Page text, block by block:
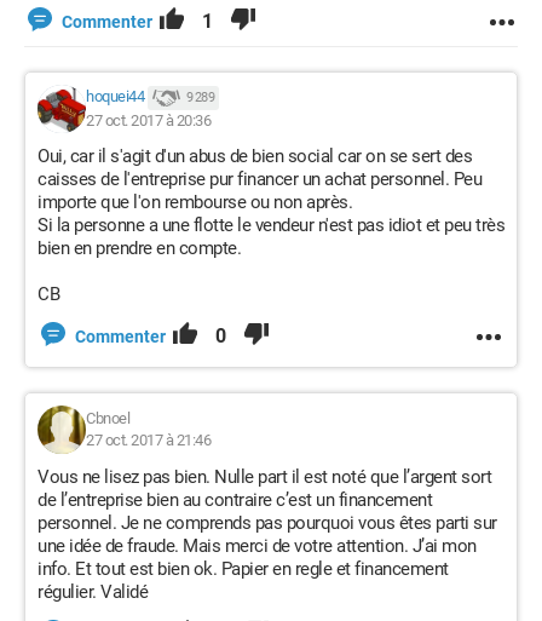
Commenter 1
hoquei44 9 289
27 oct. 2017 à 20:36
Oui, car il s'agit d'un abus de bien social car on se sert des
caisses de l'entreprise pur financer un achat personnel. Peu
importe que l'on rembourse ou non après.
Si la personne a une flotte le vendeur n'est pas idiot et peu très
bien en prendre en compte.
CB
Commenter 0
Cbnoel
27 oct. 2017 à 21:46
Vous ne lisez pas bien. Nulle part il est noté que l’argent sort
de l’entreprise bien au contraire c’est un financement
personnel. Je ne comprends pas pourquoi vous êtes parti sur
une idée de fraude. Mais merci de votre attention. J’ai mon
info. Et tout est bien ok. Papier en regle et financement
régulier. Validé